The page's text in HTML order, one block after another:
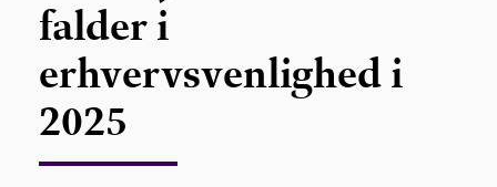
falder i
erhvervsvenlighed i
2025